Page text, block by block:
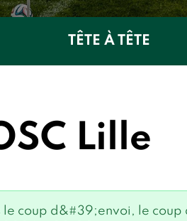
TÊTE À TÊTE
Lille
le coup d&#39;envoi, le